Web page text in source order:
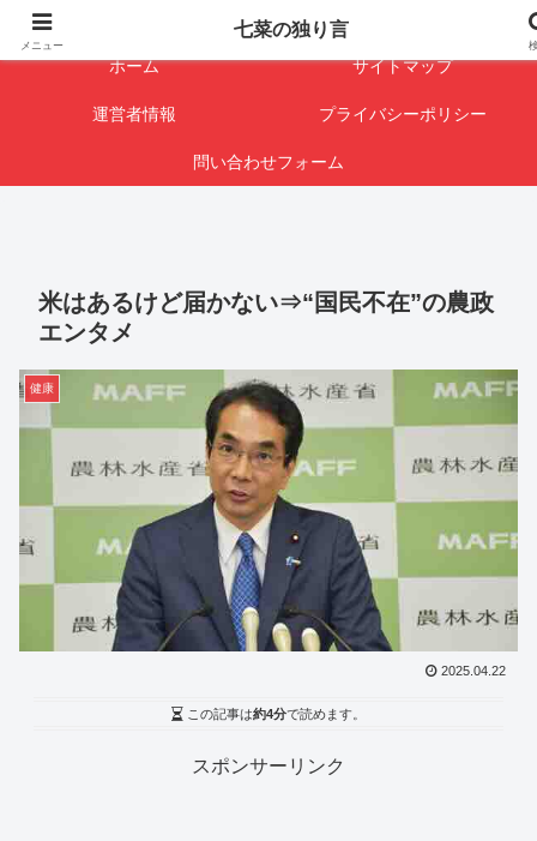
闇を暴けば･･･表になります
ホーム サイトマップ
運営者情報 プライバシーポリシー
問い合わせフォーム
米はあるけど届かない⇒“国民不在”の農政
エンタメ
健康
2025.04.22
この記事は約4分で読めます。
スポンサーリンク
メニュー
七菜の独り言